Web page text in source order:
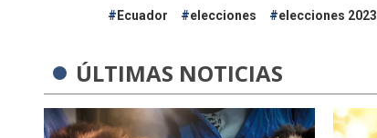
Ecuador elecciones elecciones 2023
ÚLTIMAS NOTICIAS